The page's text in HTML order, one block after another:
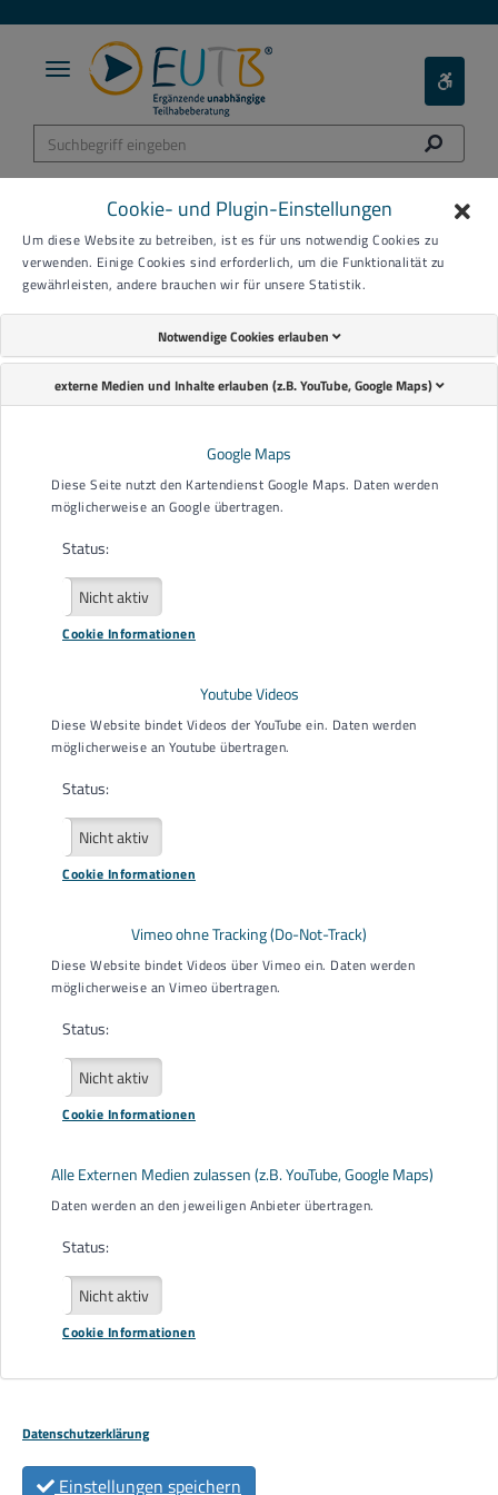
Toggle
navigation
Toggle
Menü
EUTB® der AGBO e. V.
0781 289488 30
E-Maileutb@agbo.info
Downloads
Datenschutzerklärung
Schweigepflichtentbindung
Träger der EUTB® der AGBO e. V.
Cookie- und Plugin-Einstellungen
Um diese Website zu betreiben, ist es für uns notwendig Cookies zu
verwenden. Einige Cookies sind erforderlich, um die Funktionalität zu
gewährleisten, andere brauchen wir für unsere Statistik.
Notwendige Cookies erlauben
externe Medien und Inhalte erlauben (z.B. YouTube, Google Maps)
Google Maps
Diese Seite nutzt den Kartendienst Google Maps. Daten werden
möglicherweise an Google übertragen.
Status:
Nicht aktiv
Cookie Informationen
Youtube Videos
Diese Website bindet Videos der YouTube ein. Daten werden
möglicherweise an Youtube übertragen.
Status:
Nicht aktiv
Cookie Informationen
Vimeo ohne Tracking (Do-Not-Track)
Diese Website bindet Videos über Vimeo ein. Daten werden
möglicherweise an Vimeo übertragen.
Status:
Nicht aktiv
Cookie Informationen
Alle Externen Medien zulassen (z.B. YouTube, Google Maps)
Daten werden an den jeweiligen Anbieter übertragen.
Status:
Nicht aktiv
Cookie Informationen
Datenschutzerklärung
Einstellungen speichern